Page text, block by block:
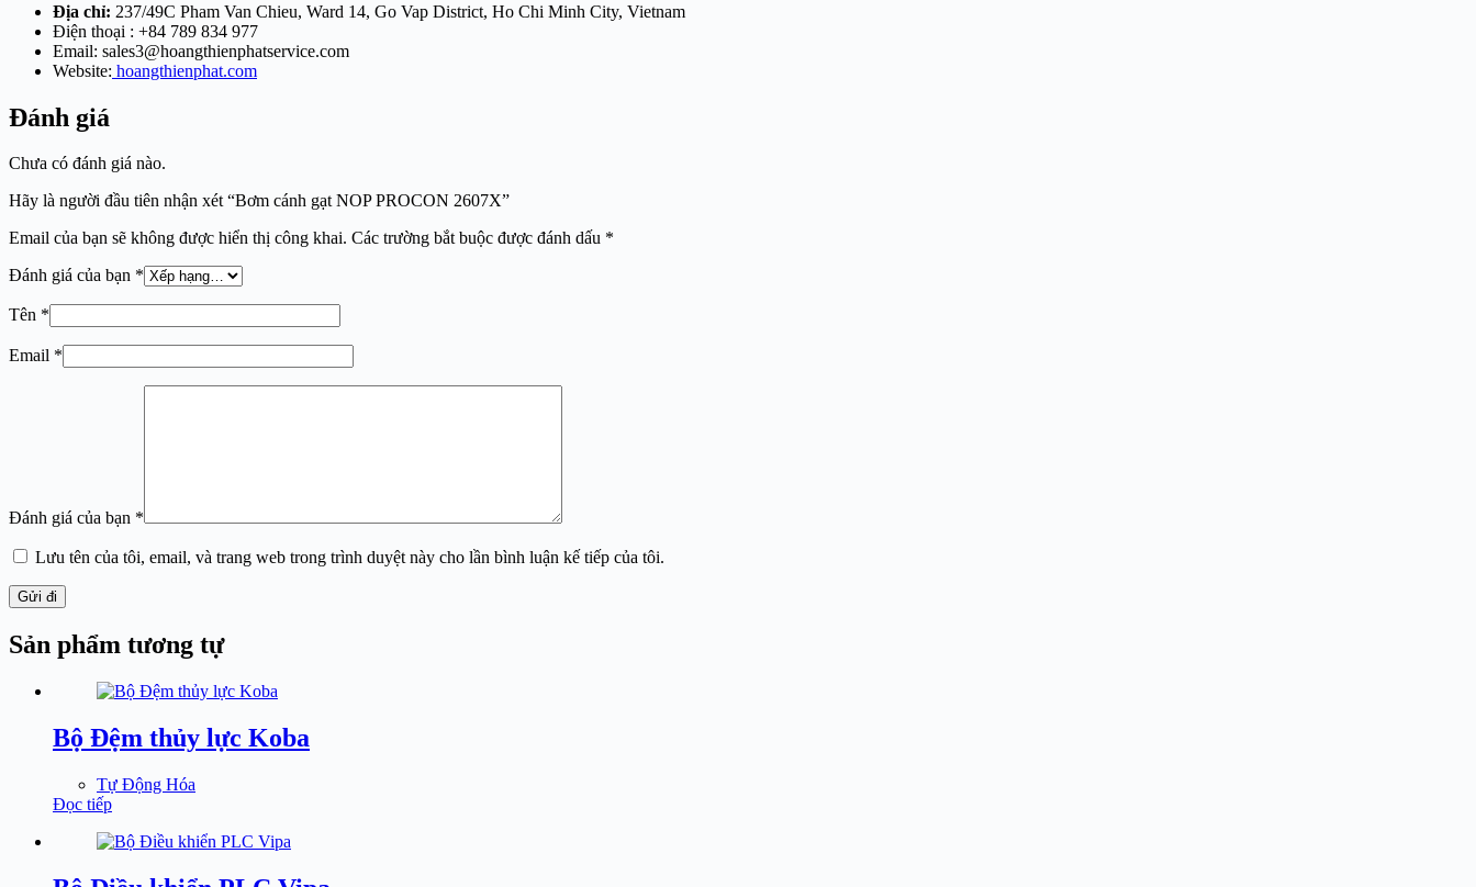
Địa chỉ: 237/49C Pham Van Chieu, Ward 14, Go Vap District, Ho Chi Minh City, Vietnam
Điện thoại : +84 789 834 977
Email: sales3@hoangthienphatservice.com
Website: hoangthienphat.com
Đánh giá
Chưa có đánh giá nào.
Hãy là người đầu tiên nhận xét “Bơm cánh gạt NOP PROCON 2607X”
Email của bạn sẽ không được hiển thị công khai. Các trường bắt buộc được đánh dấu *
Đánh giá của bạn *
Tên *
Email *
Đánh giá của bạn *
Lưu tên của tôi, email, và trang web trong trình duyệt này cho lần bình luận kế tiếp của tôi.
Gửi đi
Sản phẩm tương tự
Bộ Đệm thủy lực Koba
Tự Động Hóa
Đọc tiếp